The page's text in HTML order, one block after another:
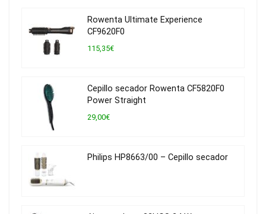
Rowenta Ultimate Experience
CF9620F0
115,35€
Cepillo secador Rowenta CF5820F0
Power Straight
29,00€
Philips HP8663/00 – Cepillo secador